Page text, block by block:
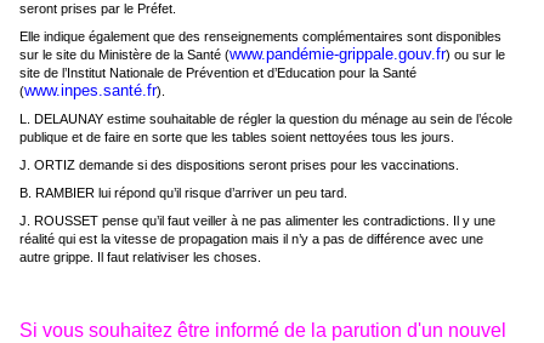
seront prises par le Préfet.
Elle indique également que des renseignements complémentaires sont disponibles
sur le site du Ministère de la Santé (www.pandémie-grippale.gouv.fr) ou sur le
site de l’Institut Nationale de Prévention et d’Education pour la Santé
(www.inpes.santé.fr).
L. DELAUNAY estime souhaitable de régler la question du ménage au sein de l’école
publique et de faire en sorte que les tables soient nettoyées tous les jours.
J. ORTIZ demande si des dispositions seront prises pour les vaccinations.
B. RAMBIER lui répond qu’il risque d’arriver un peu tard.
J. ROUSSET pense qu’il faut veiller à ne pas alimenter les contradictions. Il y une
réalité qui est la vitesse de propagation mais il n’y a pas de différence avec une
autre grippe. Il faut relativiser les choses.
Si vous souhaitez être informé de la parution d'un nouvel